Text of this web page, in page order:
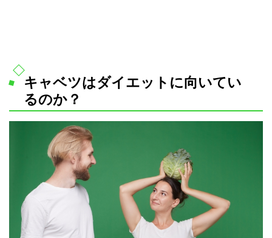
キャベツはダイエットに向いてい
るのか？